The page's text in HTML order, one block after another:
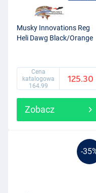
Musky Innovations Reg
Heli Dawg Black/Orange
Cena
katalogowa
164.99
125.30
Zobacz
-